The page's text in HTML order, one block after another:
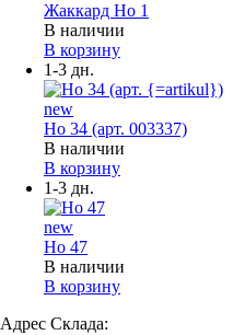
Жаккард Но 1
В наличии
В корзину
1-3 дн.
new
Но 34 (арт. 003337)
В наличии
В корзину
1-3 дн.
new
Но 47
В наличии
В корзину
Адрес Склада: